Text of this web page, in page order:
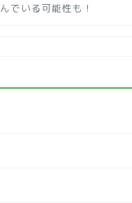
でいる可能性も！